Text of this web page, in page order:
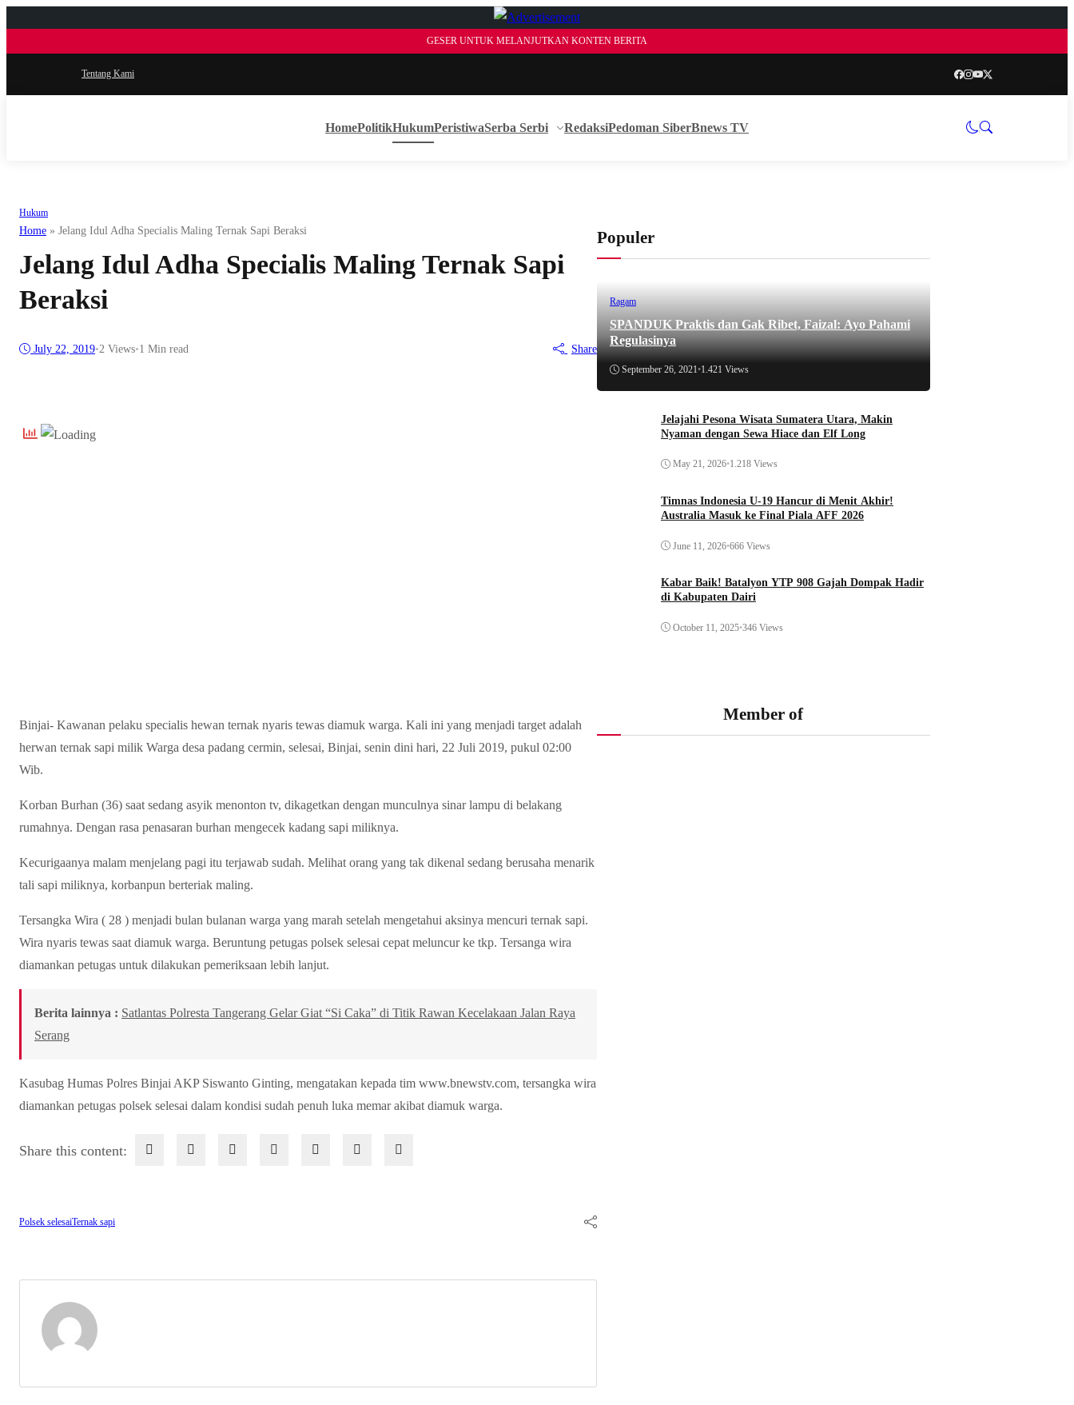
GESER UNTUK MELANJUTKAN KONTEN BERITA
Tentang Kami
HomePolitikHukumPeristiwaSerba Serbi RedaksiPedoman SiberBnews TV
Hukum
Home » Jelang Idul Adha Specialis Maling Ternak Sapi Beraksi
Jelang Idul Adha Specialis Maling Ternak Sapi
Beraksi
July 22, 2019•2 Views•1 Min read Share
Binjai- Kawanan pelaku specialis hewan ternak nyaris tewas diamuk warga. Kali ini yang menjadi target adalah
herwan ternak sapi milik Warga desa padang cermin, selesai, Binjai, senin dini hari, 22 Juli 2019, pukul 02:00
Wib.
Korban Burhan (36) saat sedang asyik menonton tv, dikagetkan dengan munculnya sinar lampu di belakang
rumahnya. Dengan rasa penasaran burhan mengecek kadang sapi miliknya.
Kecurigaanya malam menjelang pagi itu terjawab sudah. Melihat orang yang tak dikenal sedang berusaha menarik
tali sapi miliknya, korbanpun berteriak maling.
Tersangka Wira ( 28 ) menjadi bulan bulanan warga yang marah setelah mengetahui aksinya mencuri ternak sapi.
Wira nyaris tewas saat diamuk warga. Beruntung petugas polsek selesai cepat meluncur ke tkp. Tersanga wira
diamankan petugas untuk dilakukan pemeriksaan lebih lanjut.
Berita lainnya : Satlantas Polresta Tangerang Gelar Giat “Si Caka” di Titik Rawan Kecelakaan Jalan Raya
Serang
Kasubag Humas Polres Binjai AKP Siswanto Ginting, mengatakan kepada tim www.bnewstv.com, tersangka wira
diamankan petugas polsek selesai dalam kondisi sudah penuh luka memar akibat diamuk warga.
Share this content:
Polsek selesaiTernak sapi
Populer
Ragam
SPANDUK Praktis dan Gak Ribet, Faizal: Ayo Pahami
Regulasinya
September 26, 2021•1.421 Views
Jelajahi Pesona Wisata Sumatera Utara, Makin
Nyaman dengan Sewa Hiace dan Elf Long
May 21, 2026•1.218 Views
Timnas Indonesia U-19 Hancur di Menit Akhir!
Australia Masuk ke Final Piala AFF 2026
June 11, 2026•666 Views
Kabar Baik! Batalyon YTP 908 Gajah Dompak Hadir
di Kabupaten Dairi
October 11, 2025•346 Views
Member of